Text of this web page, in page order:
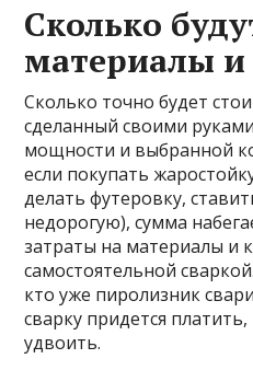
Сколько
материалы и
Сколько точно будет
сделанный своими
мощности и выбранной
если покупать
делать футеровку,
недорогую), сумма
затраты на материалы и
самостоятельной
кто уже пиролизник
сварку придется
удвоить.